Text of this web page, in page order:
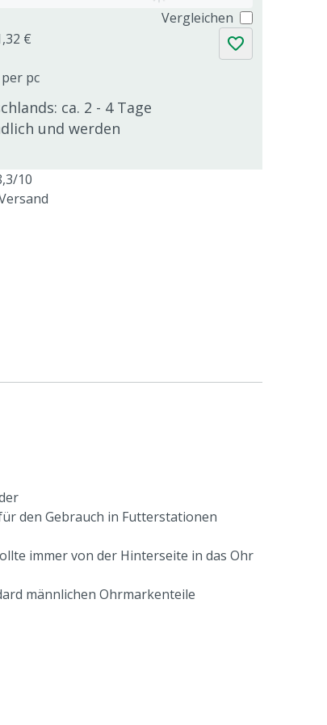
€
pc
ca. 2 - 4 Tage
und werden
Vergleichen
10
den Gebrauch in Futterstationen
immer von der Hinterseite in das Ohr
männlichen Ohrmarkenteile